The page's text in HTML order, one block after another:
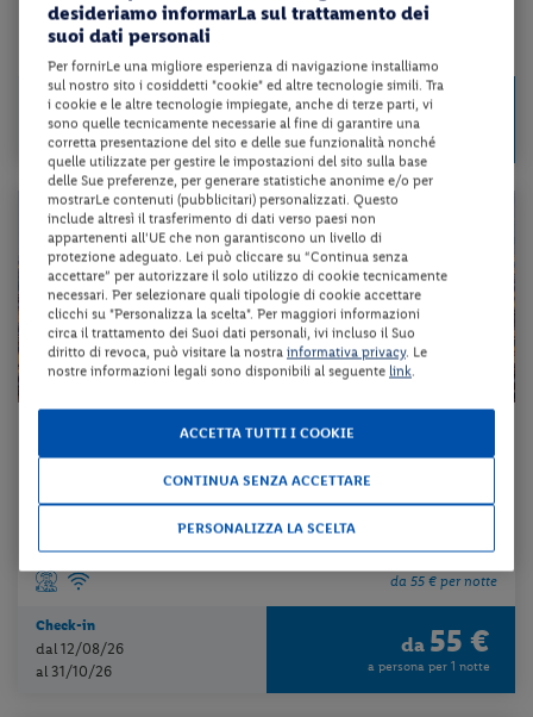
Check-in
dal 31/08/26
al 01/01/27
da55 €
a persona per 1 notte
pernottamento e colazione
da 55 € per notte
Check-in
dal 12/08/26
al 31/10/26
da 55 €
a persona per 1 notte
desideriamo informarLa sul trattamento dei
suoi dati personali
Per fornirLe una migliore esperienza di navigazione installiamo
sul nostro sito i cosiddetti "cookie" ed altre tecnologie simili. Tra
i cookie e le altre tecnologie impiegate, anche di terze parti, vi
sono quelle tecnicamente necessarie al fine di garantire una
corretta presentazione del sito e delle sue funzionalità nonché
quelle utilizzate per gestire le impostazioni del sito sulla base
delle Sue preferenze, per generare statistiche anonime e/o per
mostrarLe contenuti (pubblicitari) personalizzati. Questo
include altresì il trasferimento di dati verso paesi non
appartenenti all'UE che non garantiscono un livello di
protezione adeguato. Lei può cliccare su “Continua senza
accettare” per autorizzare il solo utilizzo di cookie tecnicamente
necessari. Per selezionare quali tipologie di cookie accettare
clicchi su "Personalizza la scelta". Per maggiori informazioni
circa il trattamento dei Suoi dati personali, ivi incluso il Suo
diritto di revoca, può visitare la nostra informativa privacy. Le
nostre informazioni legali sono disponibili al seguente link.
ACCETTA TUTTI I COOKIE
CONTINUA SENZA ACCETTARE
PERSONALIZZA LA SCELTA